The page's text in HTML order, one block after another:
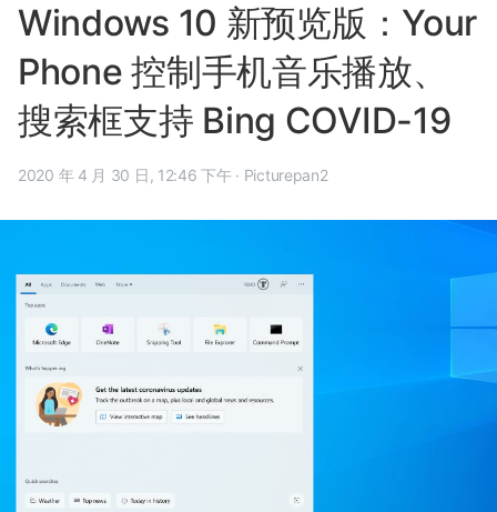
Windows 10 新预览版：Your
Phone 控制手机音乐播放、
搜索框支持 Bing COVID-19
2020 年 4 月 30 日, 12:46 下午 · Picturepan2